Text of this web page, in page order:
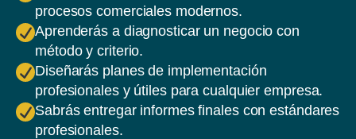
procesos comerciales modernos.
Aprenderás a diagnosticar un negocio con
método y criterio.
Diseñarás planes de implementación
profesionales y útiles para cualquier empresa.
Sabrás entregar informes finales con estándares
profesionales.